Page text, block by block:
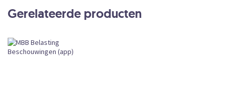
Abonnement
Leverbaar
Gerelateerde producten